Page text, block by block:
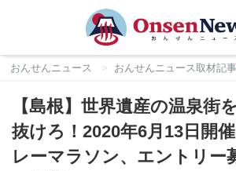
おんせんニュース おんせんニュース取材記事
【島根】世界遺産の温泉街
抜けろ！2020年6月13日開
レーマラソン、エントリー